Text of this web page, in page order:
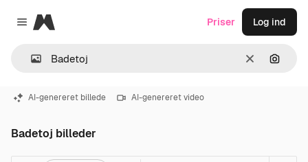
Close menu
Magnific
Klar Søg
Priser Log ind
AI-genereret billede AI-genereret video
Badetoj billeder